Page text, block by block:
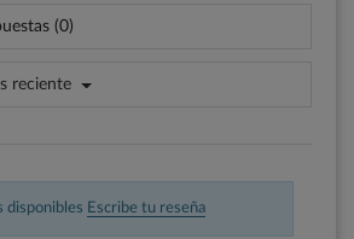
(0)
reciente
disponibles Escribe tu reseña